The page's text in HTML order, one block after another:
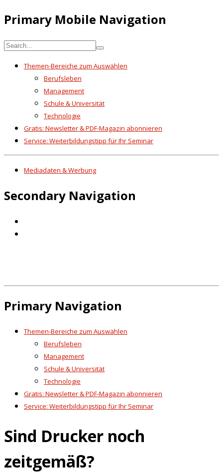
Primary Mobile Navigation
Themen-Bereiche zum Auswählen
Berufsleben
Management
Schule & Universität
Technologie
Gratis: Newsletter & PDF-Magazin abonnieren
Service: Weiterbildungstipp für Ihr Seminar
Mediadaten & Werbung
Secondary Navigation
Primary Navigation
Themen-Bereiche zum Auswählen
Berufsleben
Management
Schule & Universität
Technologie
Gratis: Newsletter & PDF-Magazin abonnieren
Service: Weiterbildungstipp für Ihr Seminar
Sind Drucker noch
zeitgemäß?